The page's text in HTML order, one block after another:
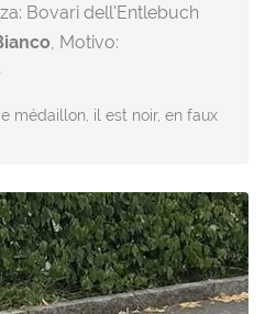
Bovari dell'Entlebuch
, Motivo:
médaillon, il est noir, en faux